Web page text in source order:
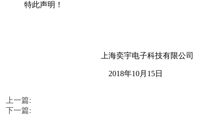
特此声明！
上海奕宇电子科技有限公司
2018年10月 15日
上一篇:
下一篇: